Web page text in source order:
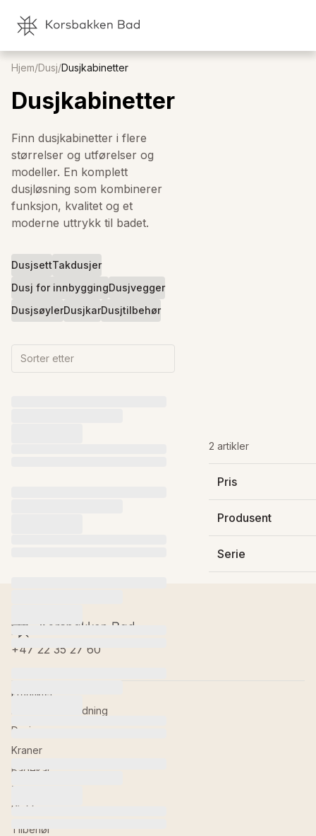
Hjem/Dusj/Dusjkabinetter
Dusjkabinetter
Finn dusjkabinetter i flere
størrelser og utførelser og
modeller. En komplett
dusjløsning som kombinerer
funksjon, kvalitet og et
moderne uttrykk til badet.
DusjsettTakdusjer
Dusj for innbyggingDusjvegger
DusjsøylerDusjkarDusjtilbehør
Sorter etter
2 artikler
Pris
73 490 kr
Produsent
Serie
+47 22 35 27 60
Produkter
Baderomsinnredning
Dusj
Kraner
Badekar
Toaletter
Kjøkken
Tilbehør